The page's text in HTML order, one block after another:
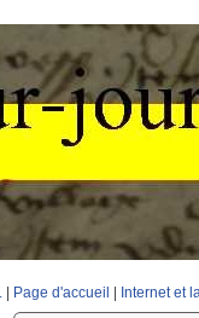
| Page d'accueil | Internet et